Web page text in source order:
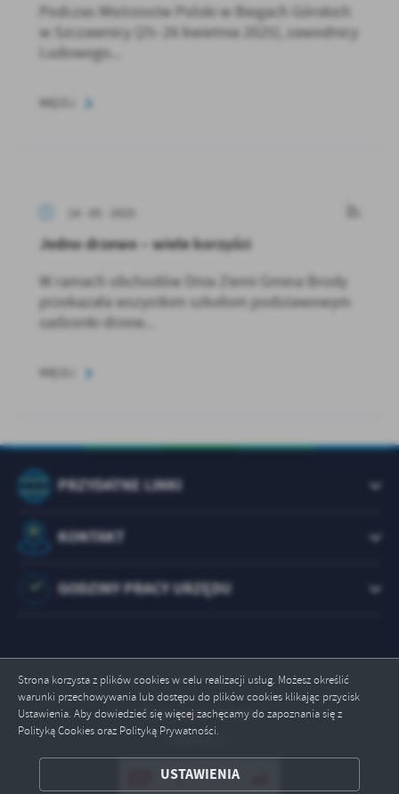
Strona korzysta z plików cookies w celu realizacji usług. Możesz określić
warunki przechowywania lub dostępu do plików cookies klikając przycisk
Ustawienia. Aby dowiedzieć się więcej zachęcamy do zapoznania się z
Polityką Cookies oraz Polityką Prywatności.
USTAWIENIA
ZAPISZ WYBRANE
Podczas Mistrzostw Polski w Biegach Górskich
w Szczawnicy (25–26 kwietnia 2025), zawodnicy
Ludowego...
14 - 05 - 2025
Jedno drzewo – wiele korzyści
W ramach obchodów Dnia Ziemi Gmina Brody
przekazała wszystkim szkołom podstawowym
sadzonki drzew...
PRZYDATNE LINKI
KONTAKT
GODZINY PRACY URZĘDU
Odwiedzin: 1072719